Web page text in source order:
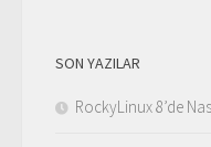
SON YAZILAR
RockyLinux 8’de